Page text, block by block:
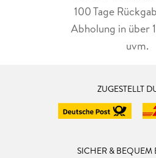
100 Tage
Abholung in über
uvm.
ZUGESTELLT
SICHER & BEQUEM